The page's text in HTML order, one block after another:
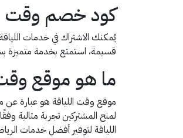
كود خصم وقت
قسيمة، استمتع بخدمة متميزة
ما هو موقع وقت
موقع وقت اللياقة هو عبارة عن
لمنح المشتركين تجربة مثالية
اللياقة لتوفير أفضل خدمات